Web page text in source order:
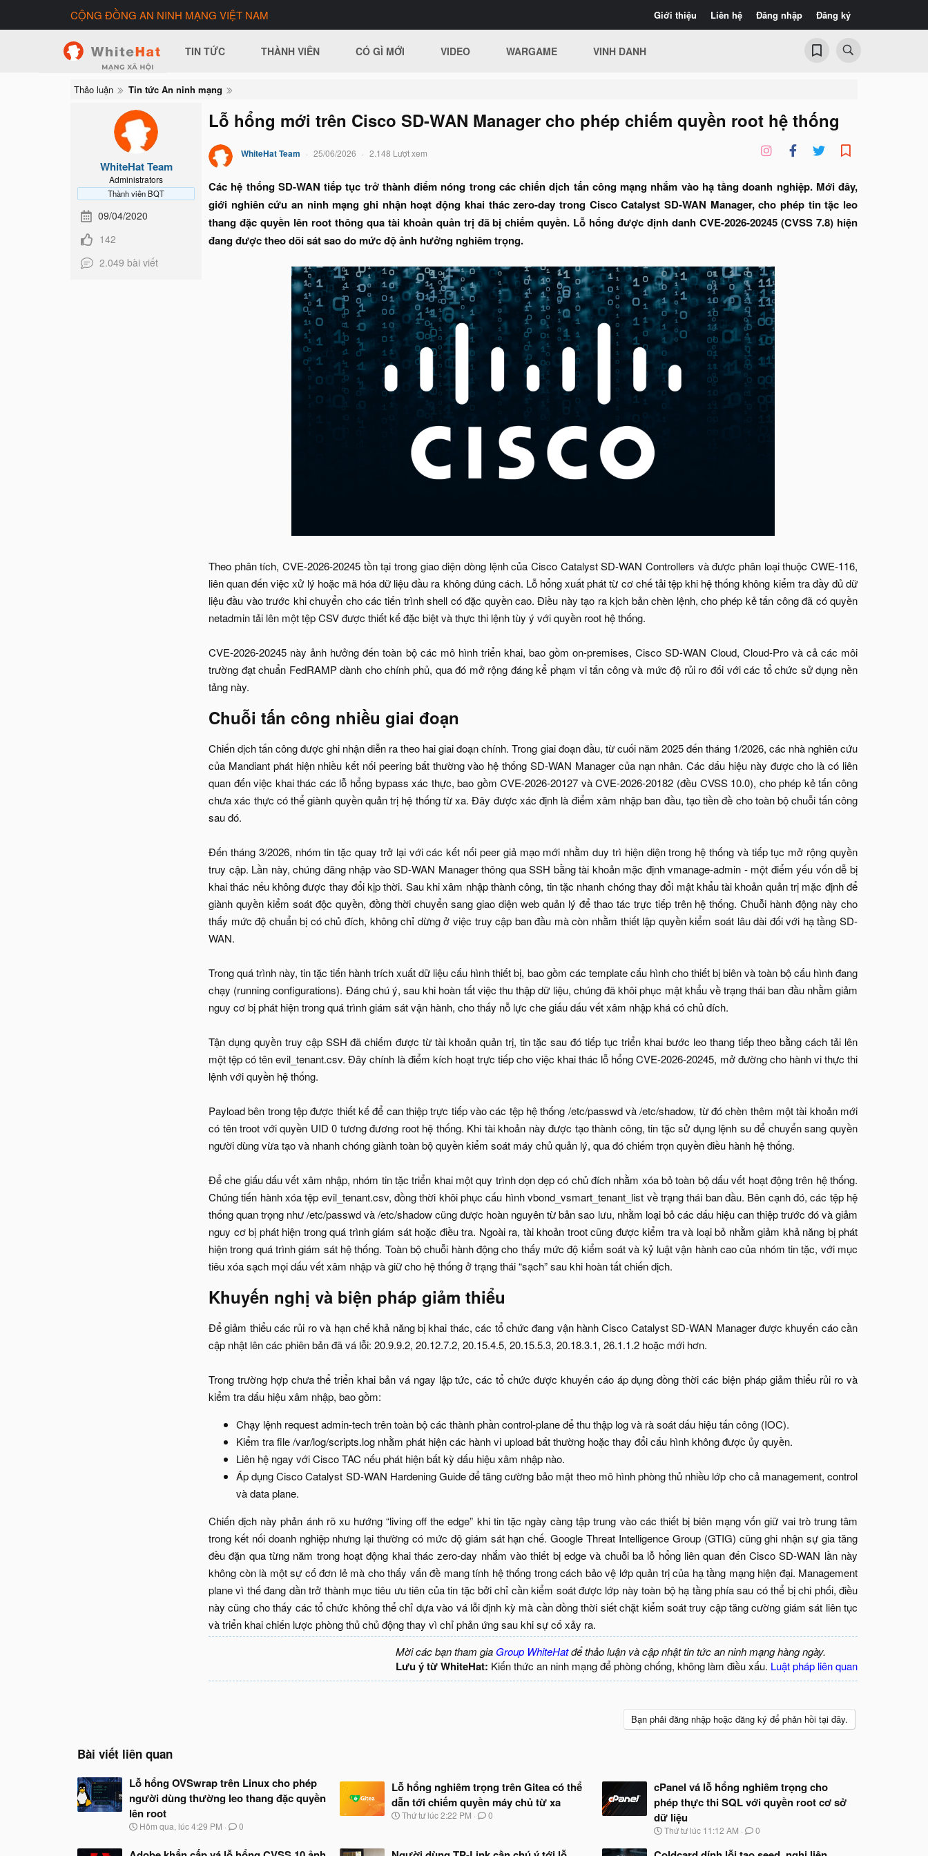
Giới thiệu Liên hệ Đăng nhập Đăng ký
CỘNG ĐỒNG AN NINH MẠNG VIỆT NAM
TIN TỨC THÀNH VIÊN CÓ GÌ MỚI VIDEO WARGAME VINH DANH
Thảo luận Tin tức An ninh mạng
WhiteHat Team
Administrators
Thành viên BQT
09/04/2020
142
2.049 bài viết
Lỗ hổng mới trên Cisco SD-WAN Manager cho phép chiếm quyền root hệ thống
WhiteHat Team 25/06/2026 2.148 Lượt xem
Các hệ thống SD-WAN tiếp tục trở thành điểm nóng trong các chiến dịch tấn công mạng nhắm vào hạ tầng doanh nghiệp. Mới đây,
giới nghiên cứu an ninh mạng ghi nhận hoạt động khai thác zero-day trong Cisco Catalyst SD-WAN Manager, cho phép tin tặc leo
thang đặc quyền lên root thông qua tài khoản quản trị đã bị chiếm quyền. Lỗ hổng được định danh CVE-2026-20245 (CVSS 7.8) hiện
đang được theo dõi sát sao do mức độ ảnh hưởng nghiêm trọng.
Theo phân tích, CVE-2026-20245 tồn tại trong giao diện dòng lệnh của Cisco Catalyst SD-WAN Controllers và được phân loại thuộc CWE-116,
liên quan đến việc xử lý hoặc mã hóa dữ liệu đầu ra không đúng cách. Lỗ hổng xuất phát từ cơ chế tải tệp khi hệ thống không kiểm tra đầy đủ dữ
liệu đầu vào trước khi chuyển cho các tiến trình shell có đặc quyền cao. Điều này tạo ra kịch bản chèn lệnh, cho phép kẻ tấn công đã có quyền
netadmin tải lên một tệp CSV được thiết kế đặc biệt và thực thi lệnh tùy ý với quyền root hệ thống.
CVE-2026-20245 này ảnh hưởng đến toàn bộ các mô hình triển khai, bao gồm on-premises, Cisco SD-WAN Cloud, Cloud-Pro và cả các môi
trường đạt chuẩn FedRAMP dành cho chính phủ, qua đó mở rộng đáng kể phạm vi tấn công và mức độ rủi ro đối với các tổ chức sử dụng nền
tảng này.​
Chuỗi tấn công nhiều giai đoạn​
Chiến dịch tấn công được ghi nhận diễn ra theo hai giai đoạn chính. Trong giai đoạn đầu, từ cuối năm 2025 đến tháng 1/2026, các nhà nghiên cứu
của Mandiant phát hiện nhiều kết nối peering bất thường vào hệ thống SD-WAN Manager của nạn nhân. Các dấu hiệu này được cho là có liên
quan đến việc khai thác các lỗ hổng bypass xác thực, bao gồm CVE-2026-20127 và CVE-2026-20182 (đều CVSS 10.0), cho phép kẻ tấn công
chưa xác thực có thể giành quyền quản trị hệ thống từ xa. Đây được xác định là điểm xâm nhập ban đầu, tạo tiền đề cho toàn bộ chuỗi tấn công
sau đó.
Đến tháng 3/2026, nhóm tin tặc quay trở lại với các kết nối peer giả mạo mới nhằm duy trì hiện diện trong hệ thống và tiếp tục mở rộng quyền
truy cập. Lần này, chúng đăng nhập vào SD-WAN Manager thông qua SSH bằng tài khoản mặc định vmanage-admin - một điểm yếu vốn dễ bị
khai thác nếu không được thay đổi kịp thời. Sau khi xâm nhập thành công, tin tặc nhanh chóng thay đổi mật khẩu tài khoản quản trị mặc định để
giành quyền kiểm soát độc quyền, đồng thời chuyển sang giao diện web quản lý để thao tác trực tiếp trên hệ thống. Chuỗi hành động này cho
thấy mức độ chuẩn bị có chủ đích, không chỉ dừng ở việc truy cập ban đầu mà còn nhằm thiết lập quyền kiểm soát lâu dài đối với hạ tầng SD-
WAN.
Trong quá trình này, tin tặc tiến hành trích xuất dữ liệu cấu hình thiết bị, bao gồm các template cấu hình cho thiết bị biên và toàn bộ cấu hình đang
chạy (running configurations). Đáng chú ý, sau khi hoàn tất việc thu thập dữ liệu, chúng đã khôi phục mật khẩu về trạng thái ban đầu nhằm giảm
nguy cơ bị phát hiện trong quá trình giám sát vận hành, cho thấy nỗ lực che giấu dấu vết xâm nhập khá có chủ đích.
Tận dụng quyền truy cập SSH đã chiếm được từ tài khoản quản trị, tin tặc sau đó tiếp tục triển khai bước leo thang tiếp theo bằng cách tải lên
một tệp có tên evil_tenant.csv. Đây chính là điểm kích hoạt trực tiếp cho việc khai thác lỗ hổng CVE-2026-20245, mở đường cho hành vi thực thi
lệnh với quyền hệ thống.
Payload bên trong tệp được thiết kế để can thiệp trực tiếp vào các tệp hệ thống /etc/passwd và /etc/shadow, từ đó chèn thêm một tài khoản mới
có tên troot với quyền UID 0 tương đương root hệ thống. Khi tài khoản này được tạo thành công, tin tặc sử dụng lệnh su để chuyển sang quyền
người dùng vừa tạo và nhanh chóng giành toàn bộ quyền kiểm soát máy chủ quản lý, qua đó chiếm trọn quyền điều hành hệ thống.
Để che giấu dấu vết xâm nhập, nhóm tin tặc triển khai một quy trình dọn dẹp có chủ đích nhằm xóa bỏ toàn bộ dấu vết hoạt động trên hệ thống.
Chúng tiến hành xóa tệp evil_tenant.csv, đồng thời khôi phục cấu hình vbond_vsmart_tenant_list về trạng thái ban đầu. Bên cạnh đó, các tệp hệ
thống quan trọng như /etc/passwd và /etc/shadow cũng được hoàn nguyên từ bản sao lưu, nhằm loại bỏ các dấu hiệu can thiệp trước đó và giảm
nguy cơ bị phát hiện trong quá trình giám sát hoặc điều tra. Ngoài ra, tài khoản troot cũng được kiểm tra và loại bỏ nhằm giảm khả năng bị phát
hiện trong quá trình giám sát hệ thống. Toàn bộ chuỗi hành động cho thấy mức độ kiểm soát và kỷ luật vận hành cao của nhóm tin tặc, với mục
tiêu xóa sạch mọi dấu vết xâm nhập và giữ cho hệ thống ở trạng thái “sạch” sau khi hoàn tất chiến dịch.​
Khuyến nghị và biện pháp giảm thiểu​
Để giảm thiểu các rủi ro và hạn chế khả năng bị khai thác, các tổ chức đang vận hành Cisco Catalyst SD-WAN Manager được khuyến cáo cần
cập nhật lên các phiên bản đã vá lỗi: 20.9.9.2, 20.12.7.2, 20.15.4.5, 20.15.5.3, 20.18.3.1, 26.1.1.2 hoặc mới hơn.
Trong trường hợp chưa thể triển khai bản vá ngay lập tức, các tổ chức được khuyến cáo áp dụng đồng thời các biện pháp giảm thiểu rủi ro và
kiểm tra dấu hiệu xâm nhập, bao gồm:​
Chạy lệnh request admin-tech trên toàn bộ các thành phần control-plane để thu thập log và rà soát dấu hiệu tấn công (IOC).​
Kiểm tra file /var/log/scripts.log nhằm phát hiện các hành vi upload bất thường hoặc thay đổi cấu hình không được ủy quyền.​
Liên hệ ngay với Cisco TAC nếu phát hiện bất kỳ dấu hiệu xâm nhập nào.​
Áp dụng Cisco Catalyst SD-WAN Hardening Guide để tăng cường bảo mật theo mô hình phòng thủ nhiều lớp cho cả management, control
và data plane.​
Chiến dịch này phản ánh rõ xu hướng “living off the edge” khi tin tặc ngày càng tập trung vào các thiết bị biên mạng vốn giữ vai trò trung tâm
trong kết nối doanh nghiệp nhưng lại thường có mức độ giám sát hạn chế. Google Threat Intelligence Group (GTIG) cũng ghi nhận sự gia tăng
đều đặn qua từng năm trong hoạt động khai thác zero-day nhắm vào thiết bị edge và chuỗi ba lỗ hổng liên quan đến Cisco SD-WAN lần này
không còn là một sự cố đơn lẻ mà cho thấy vấn đề mang tính hệ thống trong cách bảo vệ lớp quản trị của hạ tầng mạng hiện đại. Management
plane vì thế đang dần trở thành mục tiêu ưu tiên của tin tặc bởi chỉ cần kiểm soát được lớp này toàn bộ hạ tầng phía sau có thể bị chi phối, điều
này cũng cho thấy các tổ chức không thể chỉ dựa vào vá lỗi định kỳ mà cần đồng thời siết chặt kiểm soát truy cập tăng cường giám sát liên tục
và triển khai chiến lược phòng thủ chủ động thay vì chỉ phản ứng sau khi sự cố xảy ra.​
Mời các bạn tham gia Group WhiteHatđể thảo luận và cập nhật tin tức an ninh mạng hàng ngày.
Lưu ý từ WhiteHat: Kiến thức an ninh mạng để phòng chống, không làm điều xấu. Luật pháp liên quan
Bạn phải đăng nhập hoặc đăng ký để phản hồi tại đây.
Bài viết liên quan
Lỗ hổng OVSwrap trên Linux cho phép
người dùng thường leo thang đặc quyền
lên root
N
Hôm qua, lúc 4:29 PM 0
Lỗ hổng nghiêm trọng trên Gitea có thể
dẫn tới chiếm quyền máy chủ từ xa
N
Thứ tư lúc 2:22 PM 0
cPanel vá lỗ hổng nghiêm trọng cho
phép thực thi SQL với quyền root cơ sở
dữ liệu
N
à
Thứ tư lúc 11:12 AM 0